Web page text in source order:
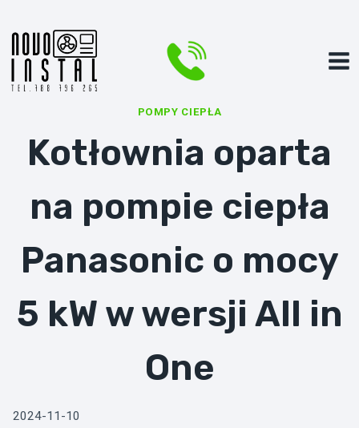
do
treści
POMPY CIEPŁA
Kotłownia oparta
na pompie ciepła
Panasonic o mocy
5 kW w wersji All in
One
2024-11-10